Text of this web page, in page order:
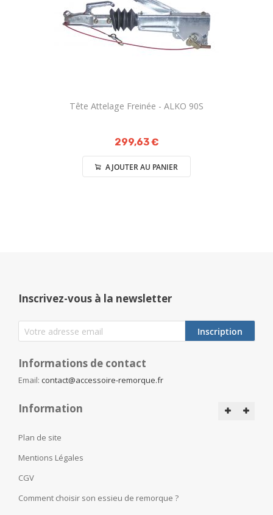
Tête Attelage Freinée - ALKO 90S
299,63 €
AJOUTER AU PANIER
Inscrivez-vous à la newsletter
Inscription
Informations de contact
Email: contact@accessoire-remorque.fr
Information
Plan de site
Mentions Légales
CGV
Comment choisir son essieu de remorque ?